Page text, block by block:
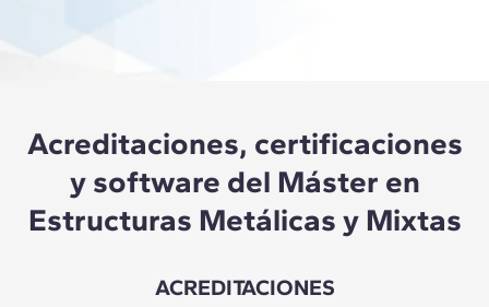
Acreditaciones, certificaciones
y software del Máster en
Estructuras Metálicas y Mixtas
ACREDITACIONES